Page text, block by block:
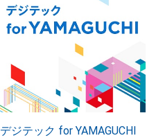
デジテック for YAMAGUCHI